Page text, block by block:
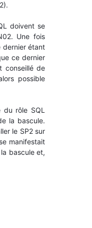
doivent se
Une fois
dernier étant
ce dernier
conseillé de
possible
rôle SQL
la bascule.
le SP2 sur
manifestait
bascule et,